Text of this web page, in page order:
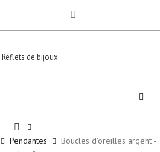
Pendantes
Boucles d'oreilles argent -